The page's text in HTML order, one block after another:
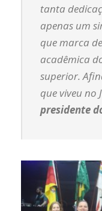
tanta
apenas um
que marca
acadêmica
superior.
que viveu no
presidente